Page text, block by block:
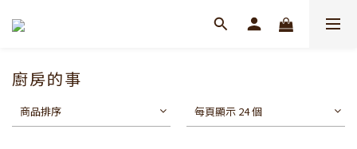
廚房的事
商品排序 每頁顯示 24 個